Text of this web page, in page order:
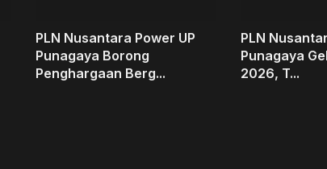
PLN Nusantara Power UP
Punagaya Borong
Penghargaan Berg...
PLN
Punagaya
2026, T...